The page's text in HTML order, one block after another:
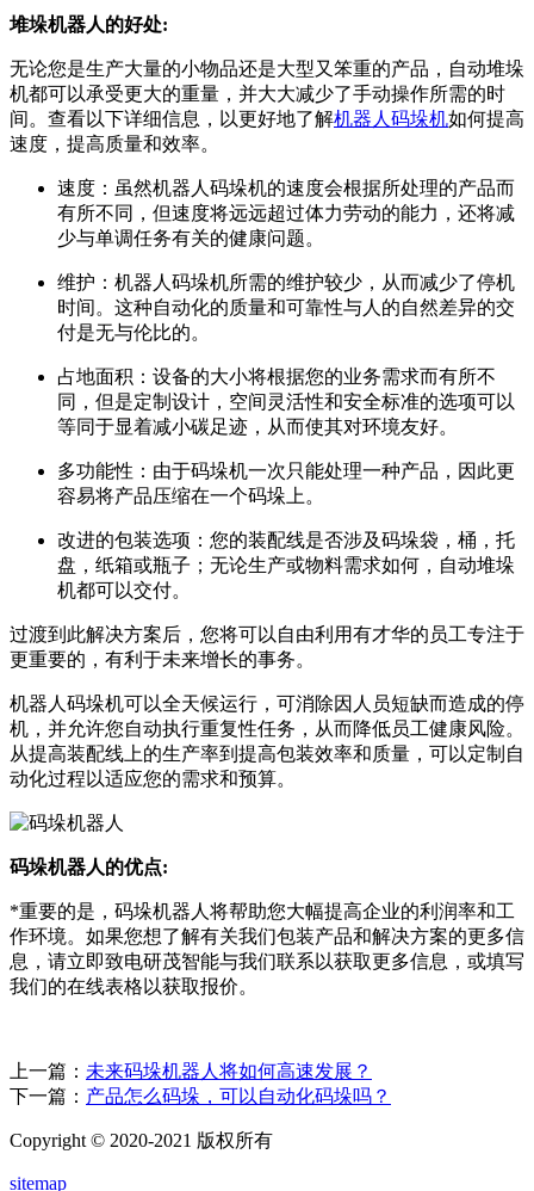
堆垛机器人的好处:
无论您是生产大量的小物品还是大型又笨重的产品，自动堆垛
机都可以承受更大的重量，并大大减少了手动操作所需的时
间。查看以下详细信息，以更好地了解机器人码垛机如何提高
速度，提高质量和效率。
速度：虽然机器人码垛机的速度会根据所处理的产品而
有所不同，但速度将远远超过体力劳动的能力，还将减
少与单调任务有关的健康问题。
维护：机器人码垛机所需的维护较少，从而减少了停机
时间。这种自动化的质量和可靠性与人的自然差异的交
付是无与伦比的。
占地面积：设备的大小将根据您的业务需求而有所不
同，但是定制设计，空间灵活性和安全标准的选项可以
等同于显着减小碳足迹，从而使其对环境友好。
多功能性：由于码垛机一次只能处理一种产品，因此更
容易将产品压缩在一个码垛上。
改进的包装选项：您的装配线是否涉及码垛袋，桶，托
盘，纸箱或瓶子；无论生产或物料需求如何，自动堆垛
机都可以交付。
过渡到此解决方案后，您将可以自由利用有才华的员工专注于
更重要的，有利于未来增长的事务。
机器人码垛机可以全天候运行，可消除因人员短缺而造成的停
机，并允许您自动执行重复性任务，从而降低员工健康风险。
从提高装配线上的生产率到提高包装效率和质量，可以定制自
动化过程以适应您的需求和预算。
码垛机器人的优点:
*重要的是，码垛机器人将帮助您大幅提高企业的利润率和工
作环境。如果您想了解有关我们包装产品和解决方案的更多信
息，请立即致电研茂智能与我们联系以获取更多信息，或填写
我们的在线表格以获取报价。
上一篇： 未来码垛机器人将如何高速发展？
下一篇： 产品怎么码垛，可以自动化码垛吗？
Copyright © 2020-2021 版权所有
sitemap